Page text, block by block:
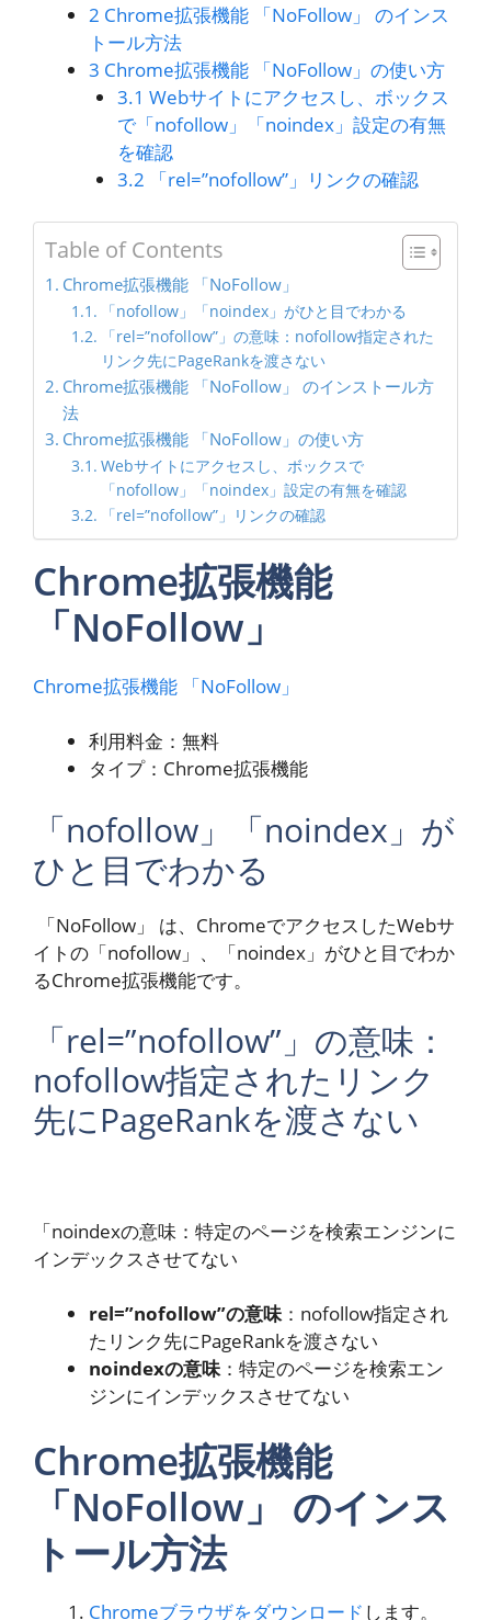
2 Chrome拡張機能 「NoFollow」 のインス
トール方法
3 Chrome拡張機能 「NoFollow」の使い方
3.1 Webサイトにアクセスし、ボックス
で「nofollow」「noindex」設定の有無
を確認
3.2 「rel=”nofollow”」リンクの確認
Table of Contents
Chrome拡張機能 「NoFollow」
「nofollow」「noindex」がひと目でわかる
「rel=”nofollow”」の意味：nofollow指定された
リンク先にPageRankを渡さない
Chrome拡張機能 「NoFollow」 のインストール方
法
Chrome拡張機能 「NoFollow」の使い方
Webサイトにアクセスし、ボックスで
「nofollow」「noindex」設定の有無を確認
「rel=”nofollow”」リンクの確認
Chrome拡張機能
「NoFollow」
Chrome拡張機能 「NoFollow」
利用料金：無料
タイプ：Chrome拡張機能
「nofollow」「noindex」が
ひと目でわかる
「NoFollow」 は、ChromeでアクセスしたWebサ
イトの「nofollow」、「noindex」がひと目でわか
るChrome拡張機能です。
「rel=”nofollow”」の意味：
nofollow指定されたリンク
先にPageRankを渡さない
「noindexの意味：特定のページを検索エンジンに
インデックスさせてない
rel=”nofollow”の意味：nofollow指定され
たリンク先にPageRankを渡さない
noindexの意味：特定のページを検索エン
ジンにインデックスさせてない
Chrome拡張機能
「NoFollow」 のインス
トール方法
Chromeブラウザをダウンロード します。